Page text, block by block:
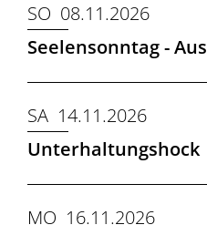
SO 08.11.2026
Seelensonntag -
SA 14.11.2026
Unterhaltungshock
MO 16.11.2026